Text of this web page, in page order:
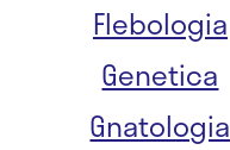
Flebologia
Genetica
Gnatologia